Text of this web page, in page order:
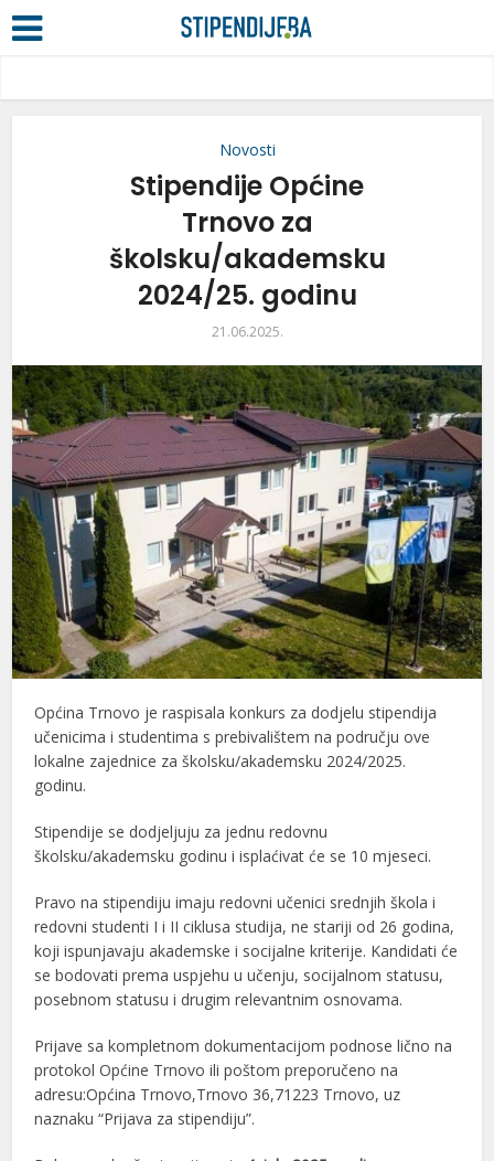
Novosti
Stipendije Općine
Trnovo za
školsku/akademsku
2024/25. godinu
21.06.2025.
Općina Trnovo je raspisala konkurs za dodjelu stipendija
učenicima i studentima s prebivalištem na području ove
lokalne zajednice za školsku/akademsku 2024/2025.
godinu.
Stipendije se dodjeljuju za jednu redovnu
školsku/akademsku godinu i isplaćivat će se 10 mjeseci.
Pravo na stipendiju imaju redovni učenici srednjih škola i
redovni studenti I i II ciklusa studija, ne stariji od 26 godina,
koji ispunjavaju akademske i socijalne kriterije. Kandidati će
se bodovati prema uspjehu u učenju, socijalnom statusu,
posebnom statusu i drugim relevantnim osnovama.
Prijave sa kompletnom dokumentacijom podnose lično na
protokol Općine Trnovo ili poštom preporučeno na
adresu:Općina Trnovo,Trnovo 36,71223 Trnovo, uz
naznaku “Prijava za stipendiju”.